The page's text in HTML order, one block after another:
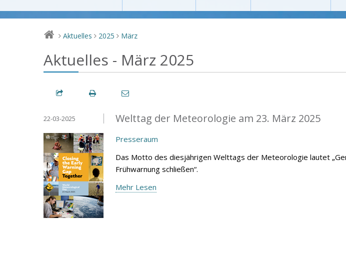
> Aktuelles > 2025 > März
Aktuelles - März 2025
Welttag der Meteorologie am 23. März 2025
22-03-2025
Presseraum
Das Motto des diesjährigen Welttags der Meteorologie lautet
Frühwarnung schließen“.
Mehr Lesen